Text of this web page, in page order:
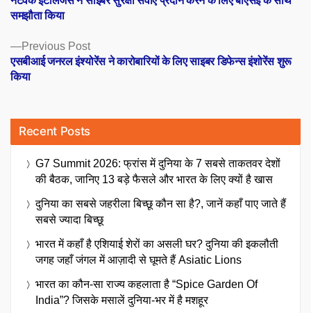
navigation
Previous PostPrevious
post:
एसबीआई जनरल इंश्योरेंस ने कारोबारियों के लिए साइबर डिफेन्स इंशोरेंस शुरू
किया
समझौता किया
Recent Posts
G7 Summit 2026: फ्रांस में दुनिया के 7 सबसे ताकतवर देशों
की बैठक, जानिए 13 बड़े फैसले और भारत के लिए क्यों है खास
दुनिया का सबसे जहरीला बिच्छू कौन सा है?, जानें कहाँ पाए जाते हैं
सबसे ज्यादा बिच्छू
भारत में कहाँ है एशियाई शेरों का असली घर? दुनिया की इकलौती
जगह जहाँ जंगल में आज़ादी से घूमते हैं Asiatic Lions
भारत का कौन-सा राज्य कहलाता है “Spice Garden Of
India”? जिसके मसालें दुनिया-भर में है मशहूर